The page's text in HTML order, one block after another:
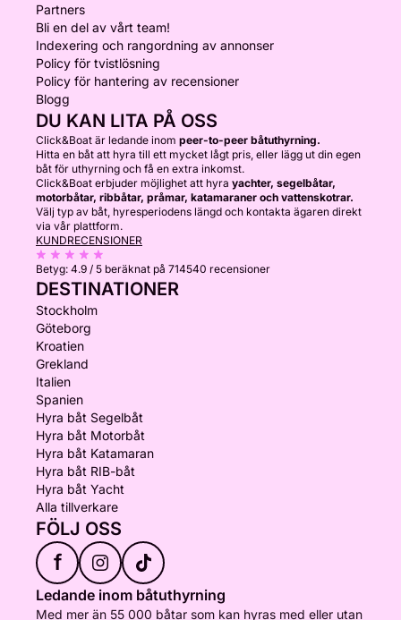
Partners
Bli en del av vårt team!
Indexering och rangordning av annonser
Policy för tvistlösning
Policy för hantering av recensioner
Blogg
DU KAN LITA PÅ OSS
Click&Boat är ledande inom peer-to-peer båtuthyrning.
Hitta en båt att hyra till ett mycket lågt pris, eller lägg ut din egen
båt för uthyrning och få en extra inkomst.
Click&Boat erbjuder möjlighet att hyra yachter, segelbåtar,
motorbåtar, ribbåtar, pråmar, katamaraner och vattenskotrar.
Välj typ av båt, hyresperiodens längd och kontakta ägaren direkt
via vår plattform.
KUNDRECENSIONER
Betyg: 4.9 / 5 beräknat på 714540 recensioner
DESTINATIONER
Stockholm
Göteborg
Kroatien
Grekland
Italien
Spanien
Hyra båt Segelbåt
Hyra båt Motorbåt
Hyra båt Katamaran
Hyra båt RIB-båt
Hyra båt Yacht
Alla tillverkare
FÖLJ OSS
f
Ledande inom båtuthyrning
Med mer än 55 000 båtar som kan hyras med eller utan